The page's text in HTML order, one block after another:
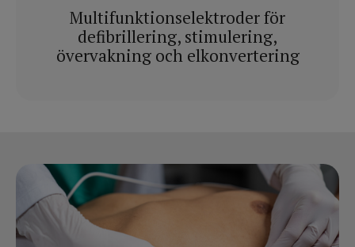
Förbrukningsmateriel
Klimattestning
Renluft / LAF
Vattenrening
Värme
Multifunktionselektroder för
defibrillering, stimulering,
övervakning och elkonvertering